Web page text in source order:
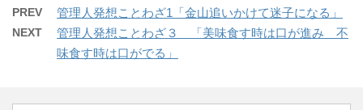
PREV 管理人発想ことわざ1「金山追いかけて迷子になる」
NEXT
管理人発想ことわざ３ 「美味食す時は口が進み 不
味食す時は口がでる」